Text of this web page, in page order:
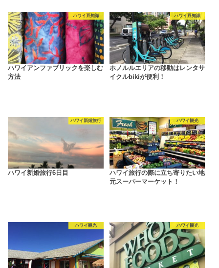
ハワイ豆知識
ハワイアンファブリックを楽しむ
方法
ハワイ豆知識
ホノルルエリアの移動はレンタサ
イクルbikiが便利！
ハワイ新婚旅行
ハワイ新婚旅行6日目
ハワイ観光
ハワイ旅行の際に立ち寄りたい地
元スーパーマーケット！
ハワイ観光 ハワイ観光